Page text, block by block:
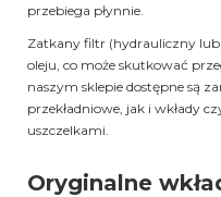
przebiega płynnie.
Zatkany filtr (hydrauliczny lub
oleju, co może skutkować
naszym sklepie dostępne są
przekładniowe, jak i wkłady
uszczelkami.
Oryginalne